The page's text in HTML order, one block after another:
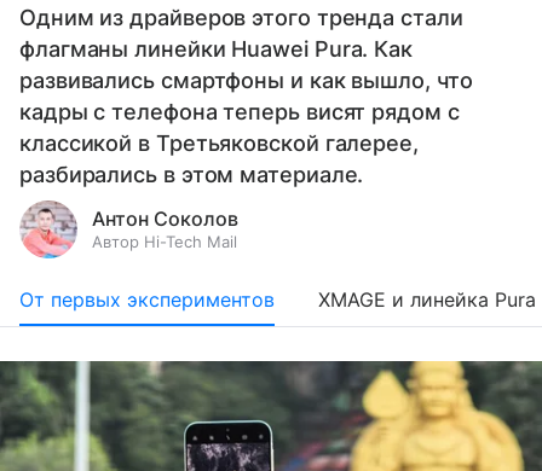
Одним из драйверов этого тренда стали
флагманы линейки Huawei Pura. Как
развивались смартфоны и как вышло, что
кадры с телефона теперь висят рядом с
классикой в Третьяковской галерее,
разбирались в этом материале.
Антон Соколов
Автор Hi-Tech Mail
От первых экспериментов XMAGE и линейка Pura